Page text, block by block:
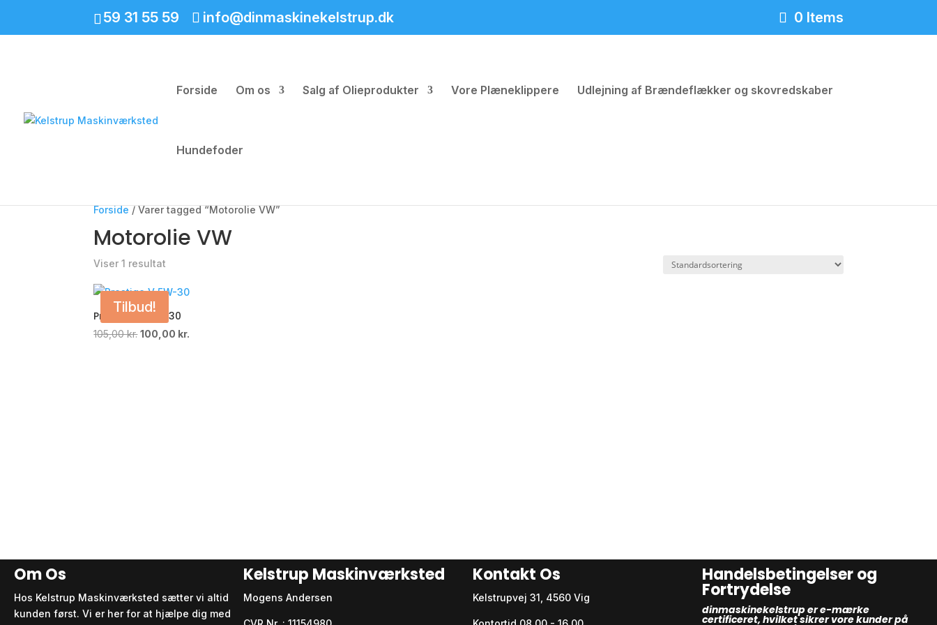
59 31 55 59 info@dinmaskinekelstrup.dk 0 Items
Forside Om os Salg af Olieprodukter Vore Plæneklippere Udlejning af Brændeflækker og skovredskaber
Hundefoder
Forside/ Varer tagged “Motorolie VW”
Motorolie VW
Viser 1 resultat
Tilbud!
Prestige V 5W-30
105,00kr. Den
100,00 kr.
Om Os
Hos Kelstrup Maskinværksted sætter vi altid
kunden først. Vi er her for at hjælpe dig med
Kelstrup Maskinværksted
Mogens Andersen
Kontakt Os
Kelstrupvej 31, 4560 Vig
Handelsbetingelser og
Fortrydelse
dinmaskinekelstrup er e-mærke
certificeret, hvilket sikrer vore kunder på